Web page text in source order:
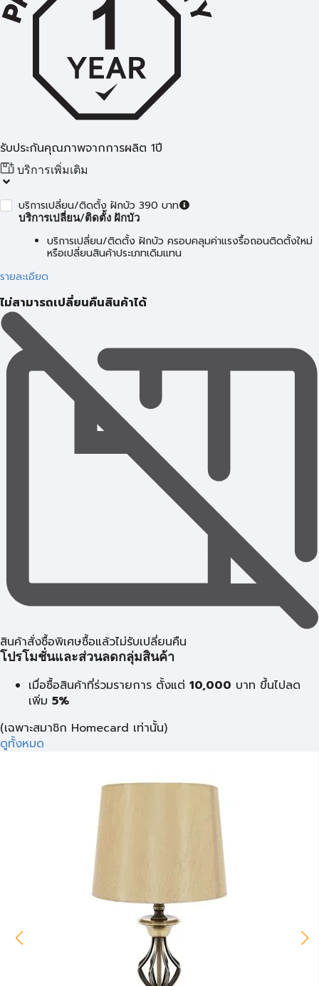
รับประกันคุณภาพจากการผลิต 1ปี
บริการเพิ่มเติม
บริการเปลี่ยน/ติดตั้ง ฝักบัว 390 บาท
บริการเปลี่ยน/ติดตั้ง ฝักบัว
บริการเปลี่ยน/ติดตั้ง ฝักบัว ครอบคลุมค่าแรงรื้อถอนติดตั้งใหม่
หรือเปลี่ยนสินค้าประเภทเดิมแทน
รายละเอียด
ไม่สามารถเปลี่ยนคืนสินค้าได้
สินค้าสั่งซื้อพิเศษซื้อแล้วไม่รับเปลี่ยนคืน
โปรโมชั่นและส่วนลดกลุ่มสินค้า
เมื่อซื้อสินค้าที่ร่วมรายการ ตั้งแต่ 10,000 บาท ขึ้นไปลด
เพิ่ม 5%
(เฉพาะสมาชิก Homecard เท่านั้น)
ดูทั้งหมด